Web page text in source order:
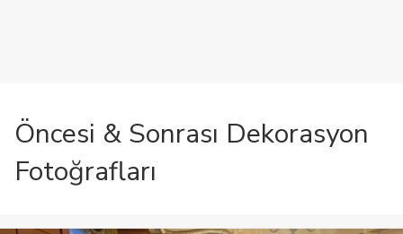
Öncesi & Sonrası Dekorasyon
Fotoğrafları